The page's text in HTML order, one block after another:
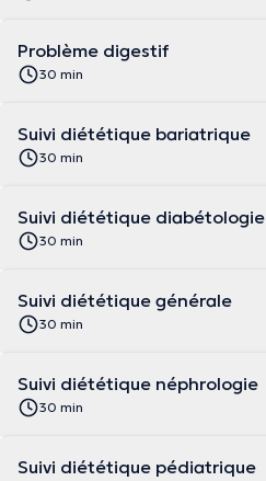
Problème digestif
30 min
Suivi diététique bariatrique
30 min
Suivi diététique diabétologie
30 min
Suivi diététique générale
30 min
Suivi diététique néphrologie
30 min
Suivi diététique pédiatrique